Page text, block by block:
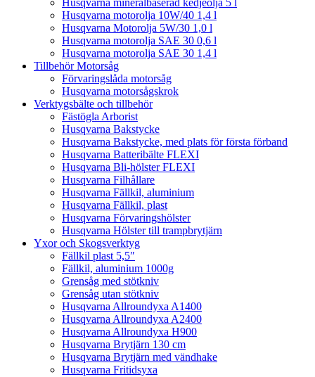
Husqvarna mineralbaserad kedjeolja 5 l
Husqvarna motorolja 10W/40 1,4 l
Husqvarna Motorolja 5W/30 1,0 l
Husqvarna motorolja SAE 30 0,6 l
Husqvarna motorolja SAE 30 1,4 l
Tillbehör Motorsåg
Förvaringslåda motorsåg
Husqvarna motorsågskrok
Verktygsbälte och tillbehör
Fästögla Arborist
Husqvarna Bakstycke
Husqvarna Bakstycke, med plats för första förband
Husqvarna Batteribälte FLEXI
Husqvarna Bli-hölster FLEXI
Husqvarna Filhållare
Husqvarna Fällkil, aluminium
Husqvarna Fällkil, plast
Husqvarna Förvaringshölster
Husqvarna Hölster till trampbrytjärn
Yxor och Skogsverktyg
Fällkil plast 5,5″
Fällkil, aluminium 1000g
Grensåg med stötkniv
Grensåg utan stötkniv
Husqvarna Allroundyxa A1400
Husqvarna Allroundyxa A2400
Husqvarna Allroundyxa H900
Husqvarna Brytjärn 130 cm
Husqvarna Brytjärn med vändhake
Husqvarna Fritidsyxa